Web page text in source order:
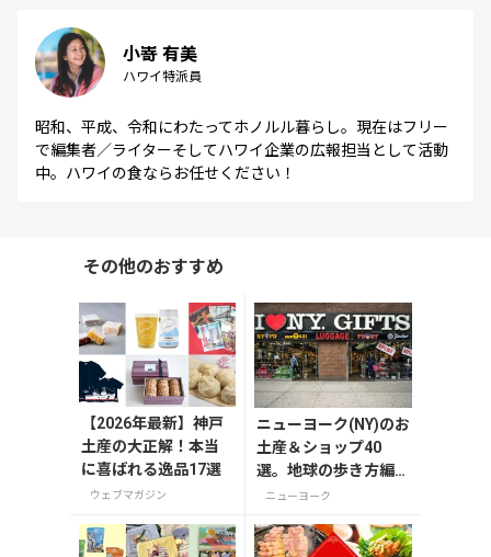
小嵜 有美
ハワイ特派員
昭和、平成、令和にわたってホノルル暮らし。現在はフリー
で編集者／ライターそしてハワイ企業の広報担当として活動
中。ハワイの食ならお任せください！
その他のおすすめ
【2026年最新】神戸
土産の大正解！本当
に喜ばれる逸品17選
ウェブマガジン
ニューヨーク(NY)のお
土産＆ショップ40
選。地球の歩き方編集
者セレクト！
ニューヨーク